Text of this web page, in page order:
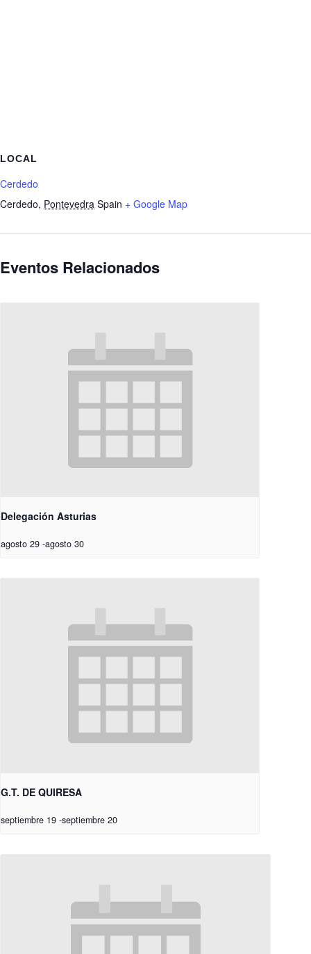
LOCAL
Cerdedo
Cerdedo, Pontevedra Spain + Google Map
Eventos Relacionados
Delegación Asturias
agosto 29 -agosto 30
G.T. DE QUIRESA
septiembre 19 -septiembre 20